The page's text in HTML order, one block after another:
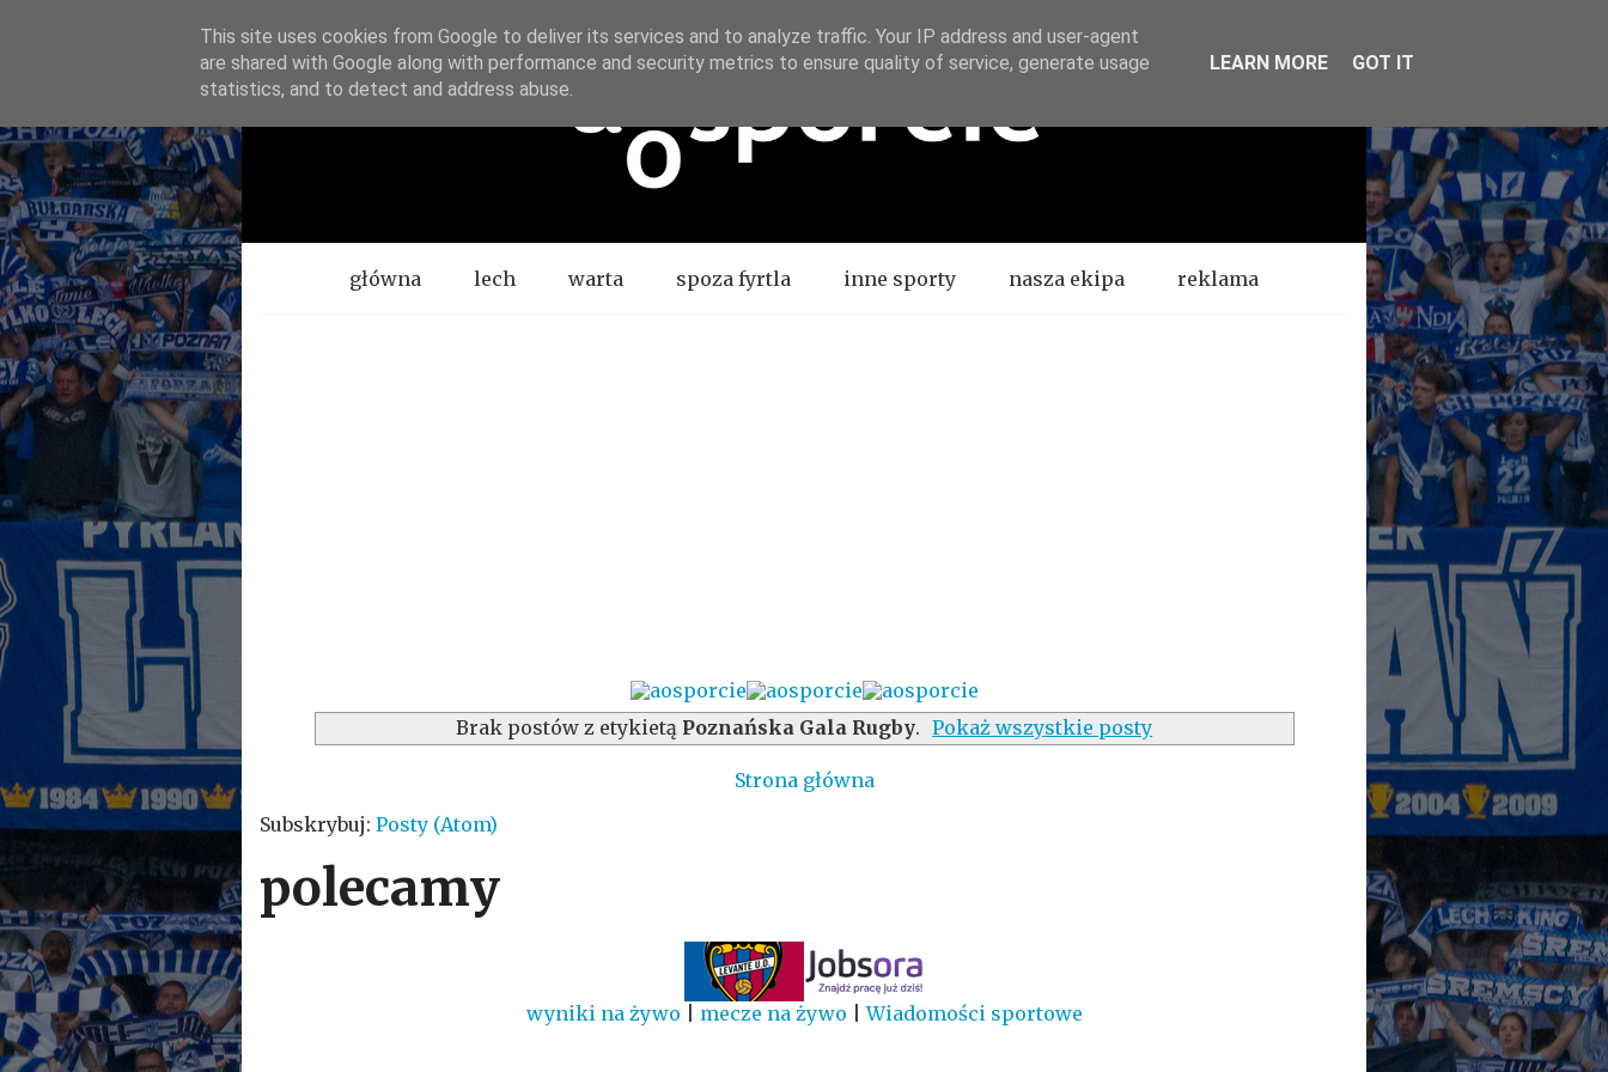
Menugłówna lech warta spoza fyrtla inne sporty nasza ekipa reklama
Brak postów z etykietą Poznańska Gala Rugby. Pokaż wszystkie posty
Strona główna
Subskrybuj: Posty (Atom)
polecamy
wyniki na żywo mecze na żywo |Wiadomości sportowe
This site uses cookies from Google to deliver its services and to analyze traffic. Your IP address and user-agent
are shared with Google along with performance and security metrics to ensure quality of service, generate usage
statistics, and to detect and address abuse.
LEARN MORE GOT IT